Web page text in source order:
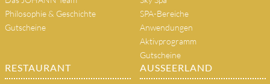
Philosophie & Geschichte
Gutscheine
SPA-Bereiche
Anwendungen
Aktivprogramm
Gutscheine
RESTAURANT AUSSEERLAND